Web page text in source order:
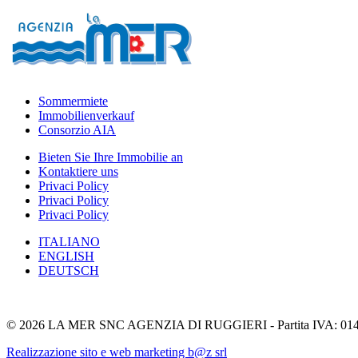
Sommermiete
Immobilienverkauf
Consorzio AIA
Bieten Sie Ihre Immobilie an
Kontaktiere uns
Privaci Policy
Privaci Policy
Privaci Policy
ITALIANO
ENGLISH
DEUTSCH
© 2026 LA MER SNC AGENZIA DI RUGGIERI - Partita IVA:
Realizzazione sito e web marketing b@z srl